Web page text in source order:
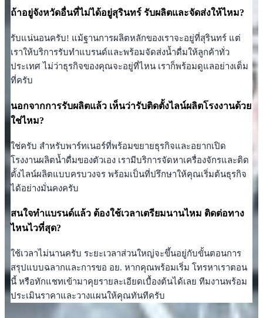
ถ้าอยู่จังหวัดอื่นที่ไม่ได้อยู่สุรินทร์ รับผลิตและจัดส่งให้ไหม?
รับแน่นอนครับ! แม้ฐานการผลิตหลักของเราจะอยู่ที่สุรินทร์ แต่
เราให้บริการรับทำแบรนด์และพร้อมจัดส่งน้ำดื่มให้ลูกค้าทั่ว
ประเทศ ไม่ว่าธุรกิจของคุณจะอยู่ที่ไหน เราก็พร้อมดูแลอย่างเต็ม
ที่ครับ
นอกจากการรับผลิตแล้ว เห็นว่ารับติดตั้งไลน์ผลิตโรงงานด้วย
ใช่ไหม?
ใช่ครับ สำหรับพาร์ทเนอร์ที่พร้อมขยายธุรกิจและอยากเปิด
โรงงานผลิตน้ำดื่มของตัวเอง เรามีบริการจัดหาเครื่องจักรและติด
ตั้งไลน์ผลิตแบบครบวงจร พร้อมเป็นที่ปรึกษาให้คุณเริ่มต้นธุรกิจ
ได้อย่างมั่นคงครับ
สนใจทำแบรนด์แล้ว ต้องใช้เวลาเตรียมนานไหม ติดต่อทาง
ไหนไวที่สุด?
ใช้เวลาไม่นานครับ ระยะเวลาส่วนใหญ่จะขึ้นอยู่กับขั้นตอนการ
สรุปแบบฉลากและการขอ อย. หากคุณพร้อมเริ่ม โทรหาเราตอน
นี้ หรือทักแชทเข้ามาคุยรายละเอียดเบื้องต้นได้เลย ทีมงานพร้อม
ประเมินราคาและวางแผนให้คุณทันทีครับ